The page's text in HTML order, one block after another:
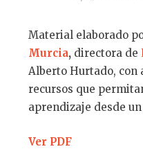
Material elaborado
Murcia, directora de
Alberto Hurtado, con
recursos que
aprendizaje desde
Ver PDF